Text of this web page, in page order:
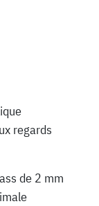
regards
de 2 mm